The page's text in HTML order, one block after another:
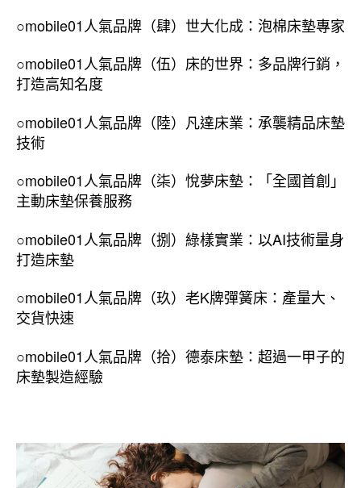
○mobile01人氣品牌（肆）世大化成：泡棉床墊專家
○mobile01人氣品牌（伍）床的世界：多品牌行銷，
打造高知名度
○mobile01人氣品牌（陸）凡達床業：承襲精品床墊
技術
○mobile01人氣品牌（柒）悅夢床墊：「全國首創」
主動床墊保養服務
○mobile01人氣品牌（捌）綠樣實業：以AI技術量身
打造床墊
○mobile01人氣品牌（玖）老K牌彈簧床：產量大、
交貨快速
○mobile01人氣品牌（拾）德泰床墊：超過一甲子的
床墊製造經驗